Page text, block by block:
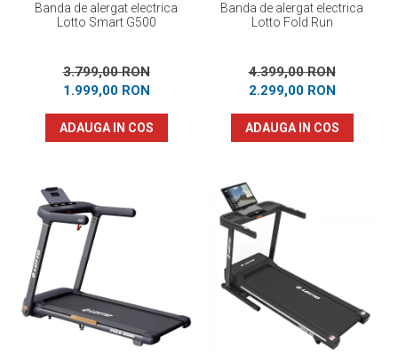
Banda de alergat electrica
Lotto Smart G500
3.799,00 RON
1.999,00 RON
ADAUGA IN COS
Banda de alergat electrica
Lotto Fold Run
4.399,00 RON
2.299,00 RON
ADAUGA IN COS